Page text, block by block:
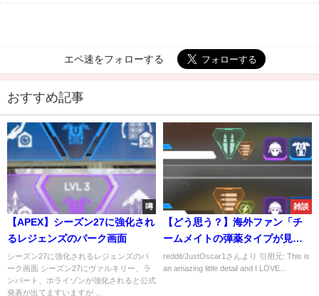
エペ速をフォローする
おすすめ記事
噂
【APEX】シーズン27に強化され
るレジェンズのパーク画面
シーズン27に強化されるレジェンズのパ
ーク画面 シーズン27にヴァルキリー、ラ
ンパート、ホライゾンが強化されると公式
発表が出てますいますが ...
雑談
【どう思う？】海外ファン「チ
ームメイトの弾薬タイプが見れ
る機能マジで良いよな？」
reddit/JustOscar1さんより 引用元: This is
an amazing little detail and I LOVE...